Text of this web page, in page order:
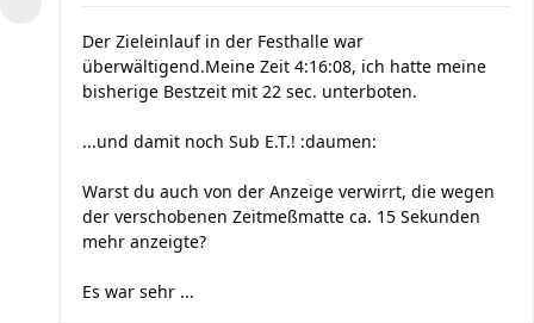
Der Zieleinlauf in der Festhalle war
überwältigend.Meine Zeit 4:16:08, ich hatte meine
bisherige Bestzeit mit 22 sec. unterboten.
...und damit noch Sub E.T.! :daumen:
Warst du auch von der Anzeige verwirrt, die wegen
der verschobenen Zeitmeßmatte ca. 15 Sekunden
mehr anzeigte?
Es war sehr ...